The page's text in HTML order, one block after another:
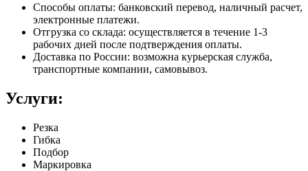
Способы оплаты: банковский перевод, наличный расчет,
электронные платежи.
Отгрузка со склада: осуществляется в течение 1-3
рабочих дней после подтверждения оплаты.
Доставка по России: возможна курьерская служба,
транспортные компании, самовывоз.
Услуги:
Резка
Гибка
Подбор
Маркировка